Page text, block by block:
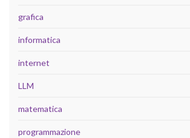
grafica
informatica
internet
LLM
matematica
programmazione